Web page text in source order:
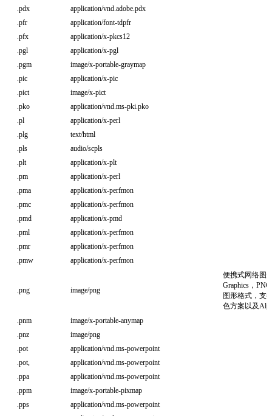
.pdx
application/vnd.adobe.pdx
.pfr
application/font-tdpfr
.pfx
application/x-pkcs12
.pgl
application/x-pgl
.pgm
image/x-portable-graymap
.pic
application/x-pic
.pict
image/x-pict
.pko
application/vnd.ms-pki.pko
.pl
application/x-perl
.plg
text/html
.pls
audio/scpls
.plt
application/x-plt
.pm
application/x-perl
.pma
application/x-perfmon
.pmc
application/x-perfmon
.pmd
application/x-pmd
.pml
application/x-perfmon
.pmr
application/x-perfmon
.pmw
application/x-perfmon
.png image/png
便携式网络图
Graphics，
图形格式，支
色方案以及
.pnm
image/x-portable-anymap
.pnz
image/png
.pot
application/vnd.ms-powerpoint
.pot,
application/vnd.ms-powerpoint
.ppa
application/vnd.ms-powerpoint
.ppm
image/x-portable-pixmap
.pps
application/vnd.ms-powerpoint